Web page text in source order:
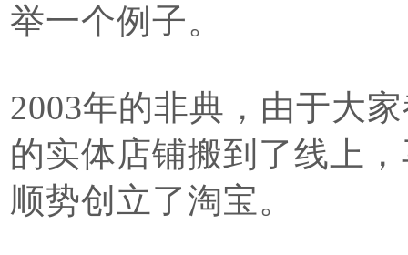
举一个例子。
2003年的非典，由于大
的实体店铺搬到了线上
顺势创立了淘宝。